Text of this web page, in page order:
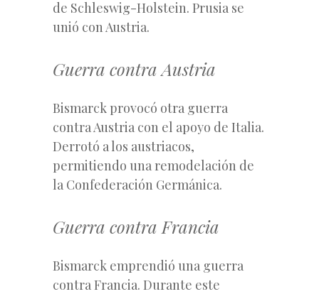
de Schleswig-Holstein. Prusia se
unió con Austria.
Guerra contra Austria
Bismarck provocó otra guerra
contra Austria con el apoyo de Italia.
Derrotó a los austriacos,
permitiendo una remodelación de
la Confederación Germánica.
Guerra contra Francia
Bismarck emprendió una guerra
contra Francia. Durante este